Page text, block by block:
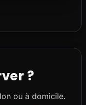
?
ou à domicile.